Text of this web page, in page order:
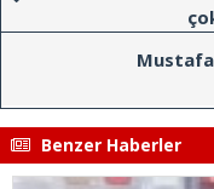
Mustafa
Benzer Haberler